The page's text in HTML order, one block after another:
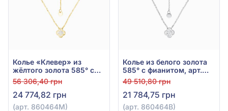
Колье «Клевер» из
жёлтого золота 585° с
фианитом, арт. 860464М
56 306,40 грн
24 774,82 грн
(арт. 860464М)
Колье из белого золота
585° с фианитом, арт.
860464В
49 510,80 грн
21 784,75 грн
(арт. 860464В)